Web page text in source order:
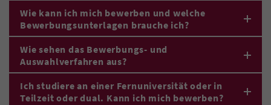
Wie kann ich mich bewerben und welche
Bewerbungsunterlagen brauche ich?
Wie sehen das Bewerbungs- und
Auswahlverfahren aus?
Ich studiere an einer Fernuniversität oder in
Teilzeit oder dual. Kann ich mich bewerben?